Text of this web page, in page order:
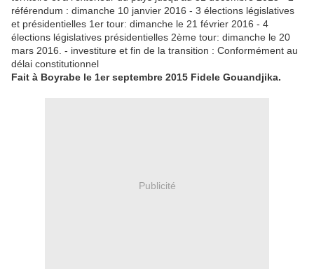
référendum : dimanche 10 janvier 2016 - 3 élections législatives
et présidentielles 1er tour: dimanche le 21 février 2016 - 4
élections législatives présidentielles 2ème tour: dimanche le 20
mars 2016. - investiture et fin de la transition : Conformément au
délai constitutionnel
Fait à Boyrabe le 1er septembre 2015 Fidele Gouandjika.
Publicité